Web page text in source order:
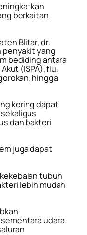
berkaitan
Blitar, dr.
penyakit yang
bediding antara
(ISPA), flu,
hingga
kering dapat
dan bakteri
juga dapat
tubuh
lebih mudah
udara